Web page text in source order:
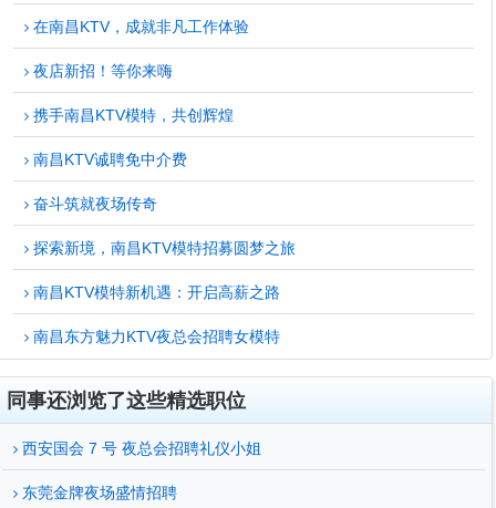
在南昌KTV，成就非凡工作体验
夜店新招！等你来嗨
携手南昌KTV模特，共创辉煌
南昌KTV诚聘免中介费
奋斗筑就夜场传奇
探索新境，南昌KTV模特招募圆梦之旅
南昌KTV模特新机遇：开启高薪之路
南昌东方魅力KTV夜总会招聘女模特
同事还浏览了这些精选职位
西安国会 7 号 夜总会招聘礼仪小姐
东莞金牌夜场盛情招聘